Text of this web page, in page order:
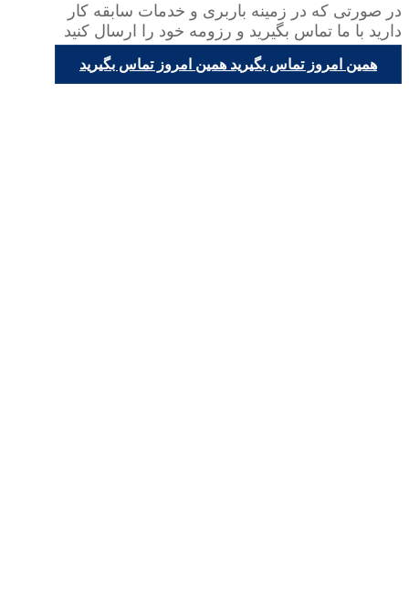
در صورتی که در زمینه باربری و خدمات سابقه کار
دارید با ما تماس بگیرید و رزومه خود را ارسال کنید
همین امروز تماس بگیرید همین امروز تماس بگیرید